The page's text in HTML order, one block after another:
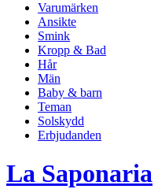
Varumärken
Ansikte
Smink
Kropp & Bad
Hår
Män
Baby & barn
Teman
Solskydd
Erbjudanden
La Saponaria